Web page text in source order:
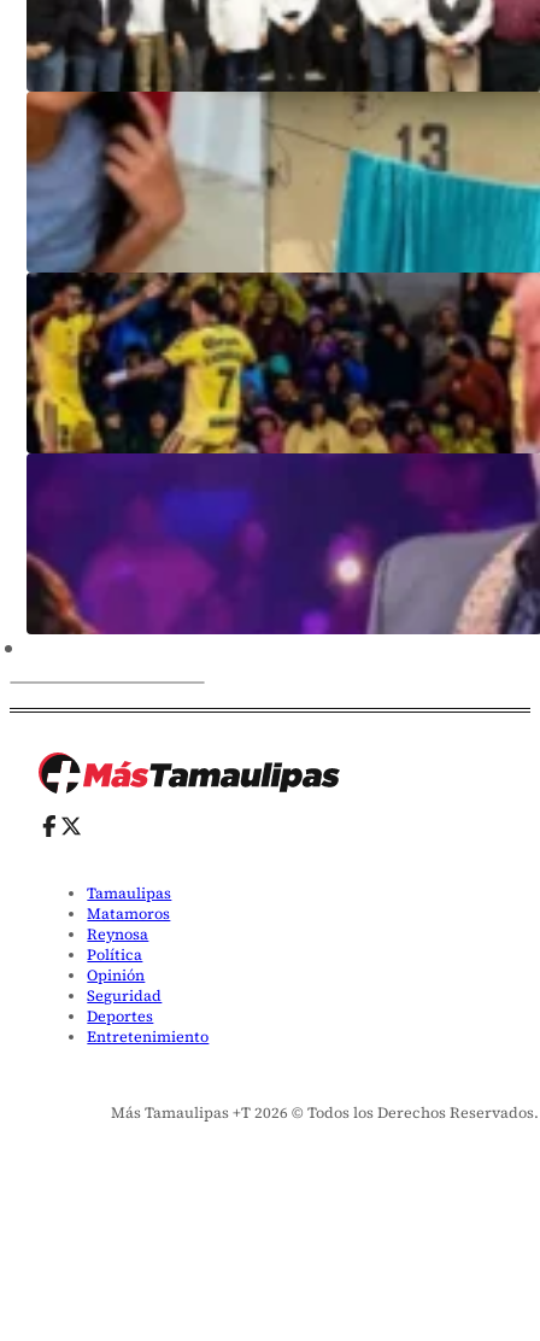
Tamaulipas
Matamoros
Reynosa
Política
Opinión
Seguridad
Deportes
Entretenimiento
Más Tamaulipas +T 2026 © Todos los Derechos